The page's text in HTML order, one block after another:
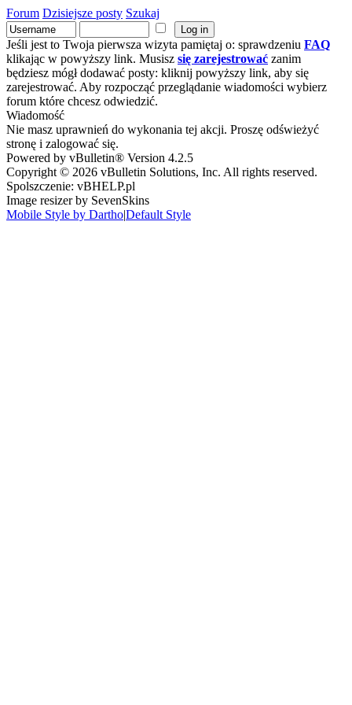
Forum Dzisiejsze posty Szukaj
Jeśli jest to Twoja pierwsza wizyta pamiętaj o: sprawdzeniu FAQ
klikając w powyższy link. Musisz się zarejestrować zanim
będziesz mógł dodawać posty: kliknij powyższy link, aby się
zarejestrować. Aby rozpocząć przeglądanie wiadomości wybierz
forum które chcesz odwiedzić.
Wiadomość
Nie masz uprawnień do wykonania tej akcji. Proszę odświeżyć
stronę i zalogować się.
Powered by vBulletin® Version 4.2.5
Copyright © 2026 vBulletin Solutions, Inc. All rights reserved.
Spolszczenie: vBHELP.pl
Image resizer by SevenSkins
Mobile Style by Dartho|Default Style